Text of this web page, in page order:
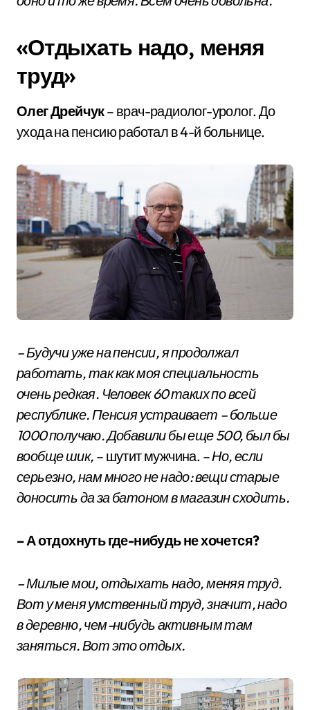
«Отдыхать надо, меняя
труд»
Олег Дрейчук– врач-радиолог-уролог. До
ухода на пенсию работал в 4-й больнице.
– Будучи уже на пенсии, я продолжал
работать, так как моя специальность
очень редкая. Человек 60 таких по всей
республике. Пенсия устраивает – больше
1000 получаю. Добавили бы еще 500, был бы
вообще шик, – шутит мужчина. –Но, если
серьезно, нам много не надо: вещи старые
доносить да за батоном в магазин сходить.
– А отдохнуть где-нибудь не хочется?
– Милые мои, отдыхать надо, меняя труд.
Вот у меня умственный труд, значит, надо
в деревню, чем-нибудь активным там
заняться. Вот это отдых.